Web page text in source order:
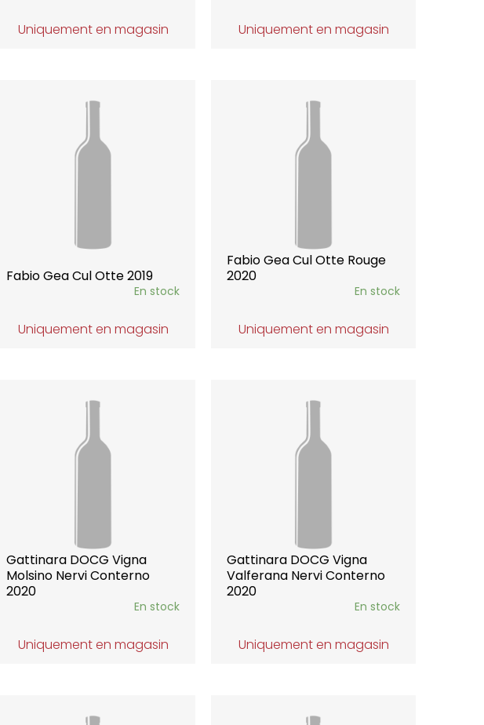
Uniquement en magasin Uniquement en magasin
Fabio Gea Cul Otte 2019
En stock
Uniquement en magasin
Fabio Gea Cul Otte Rouge
2020
En stock
Uniquement en magasin
Gattinara DOCG Vigna
Molsino Nervi Conterno
2020
En stock
Uniquement en magasin
Gattinara DOCG Vigna
Valferana Nervi Conterno
2020
En stock
Uniquement en magasin